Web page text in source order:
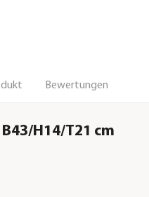
Bewertungen
H14/T21 cm